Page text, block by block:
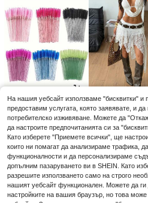
2.85€ 12.86€
На нашия уебсайт използваме "бисквитки" и
предоставим услугата, която заявявате, и
потребителско изживяване. Можете да
да настроите предпочитанията си за
Като изберете "Приемете всички", ще
които ни помагат да анализираме трафика,
функционалности и да персонализираме
допълним пазаруването ви в SHEIN. Като
разрешите използването само на строго
нашият уебсайт функционален. Можете да ги
настройките на вашия браузър, но това